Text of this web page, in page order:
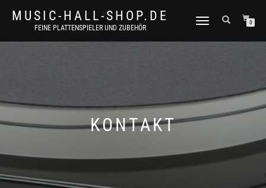
MUSIC-HALL-SHOP.DE
FEINE PLATTENSPIELER UND ZUBEHÖR
NAVIGATION
0
KONTAKT